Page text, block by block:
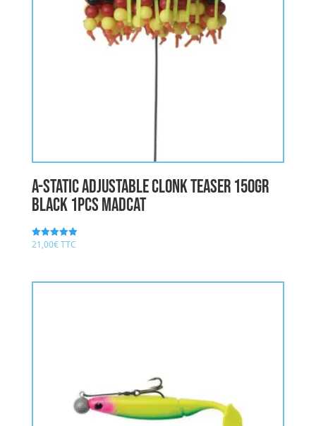
A-STATIC ADJUSTABLE CLONK TEASER 150gr
BLACK 1pcs MADCAT
Note
21,00€TTC